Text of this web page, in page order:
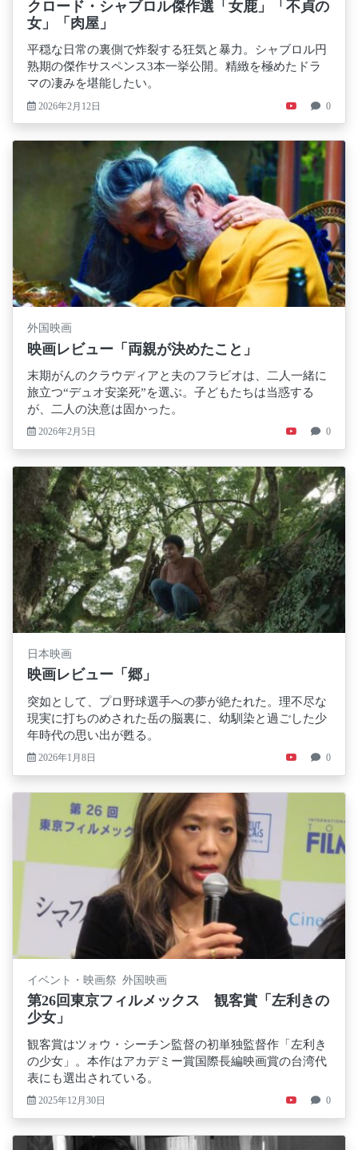
クロード・シャブロル傑作選「女鹿」「不貞の
女」「肉屋」
平穏な日常の裏側で炸裂する狂気と暴力。シャブロル円
熟期の傑作サスペンス3本一挙公開。精緻を極めたドラ
マの凄みを堪能したい。
2026年2月12日 0
外国映画
映画レビュー「両親が決めたこと」
末期がんのクラウディアと夫のフラビオは、二人一緒に
旅立つ“デュオ安楽死”を選ぶ。子どもたちは当惑する
が、二人の決意は固かった。
2026年2月5日 0
日本映画
映画レビュー「郷」
突如として、プロ野球選手への夢が絶たれた。理不尽な
現実に打ちのめされた岳の脳裏に、幼馴染と過ごした少
年時代の思い出が甦る。
2026年1月8日 0
イベント・映画祭 外国映画
第26回東京フィルメックス 観客賞「左利きの
少女」
観客賞はツォウ・シーチン監督の初単独監督作「左利き
の少女」。本作はアカデミー賞国際長編映画賞の台湾代
表にも選出されている。
2025年12月30日 0